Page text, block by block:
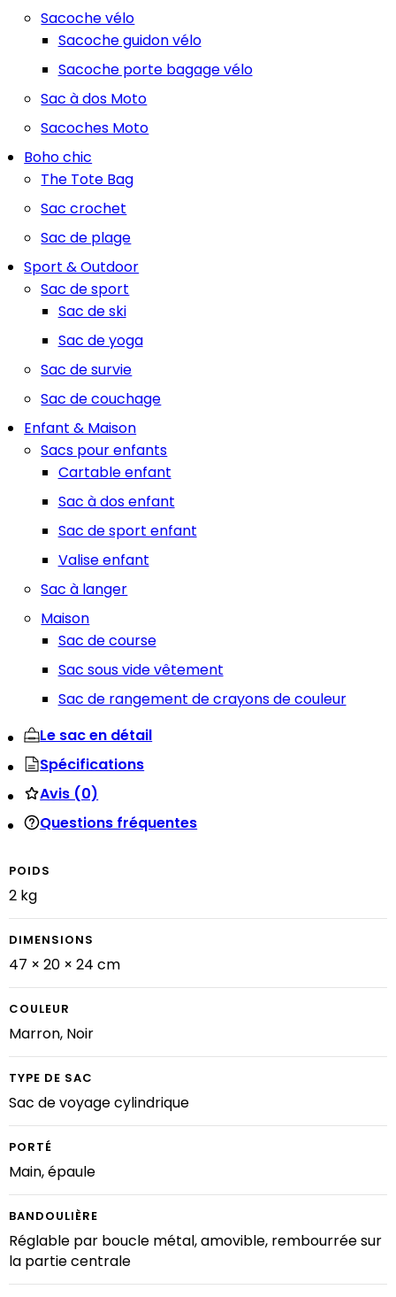
Sacoche vélo
Sacoche guidon vélo
Sacoche porte bagage vélo
Sac à dos Moto
Sacoches Moto
Boho chic
The Tote Bag
Sac crochet
Sac de plage
Sport & Outdoor
Sac de sport
Sac de ski
Sac de yoga
Sac de survie
Sac de couchage
Enfant & Maison
Sacs pour enfants
Cartable enfant
Sac à dos enfant
Sac de sport enfant
Valise enfant
Sac à langer
Maison
Sac de course
Sac sous vide vêtement
Sac de rangement de crayons de couleur
Le sac en détail
Spécifications
Avis (0)
Questions fréquentes
POIDS
2 kg
DIMENSIONS
47 × 20 × 24 cm
COULEUR
Marron, Noir
TYPE DE SAC
Sac de voyage cylindrique
PORTÉ
Main, épaule
BANDOULIÈRE
Réglable par boucle métal, amovible, rembourrée sur
la partie centrale